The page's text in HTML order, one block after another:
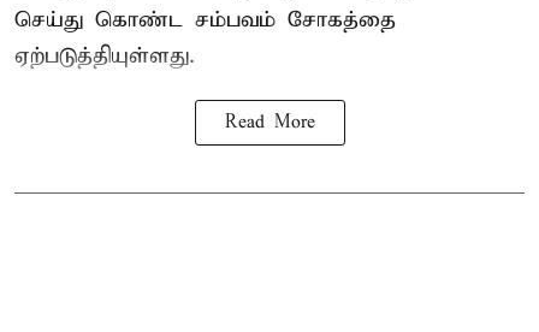
செய்து கொண்ட சம்பவம் சோகத்தை
ஏற்படுத்தியுள்ளது.
Read More